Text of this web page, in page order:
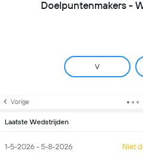
Doelpuntenmakers -
V
Vorige
Laatste Wedstrijden
1-5-2026 - 5-8-2026 Niet